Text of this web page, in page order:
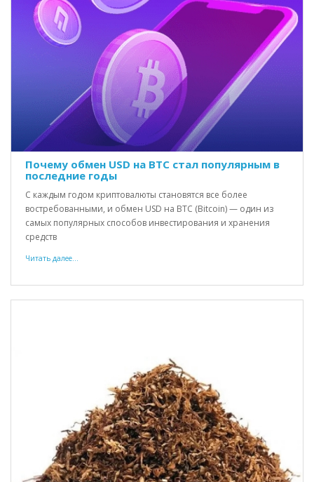
Почему обмен USD на BTC стал популярным в
последние годы
С каждым годом криптовалюты становятся все более
востребованными, и обмен USD на BTC (Bitcoin) — один из
самых популярных способов инвестирования и хранения
средств
Читать далее...